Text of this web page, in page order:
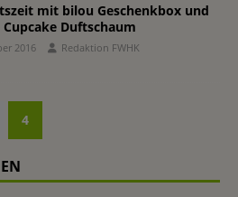
mit bilou Geschenkbox und
Cupcake Duftschaum
2016 Redaktion FWHK
4